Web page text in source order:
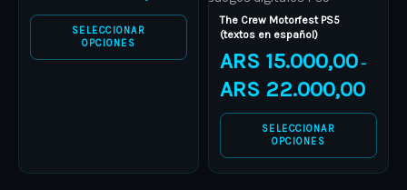
SELECCIONAR
OPCIONES
on
the
The Crew Motorfest PS5
(textos en español)
ARS 15.000,00 –
ARS 22.000,00
SELECCIONAR
OPCIONES
on
the
product